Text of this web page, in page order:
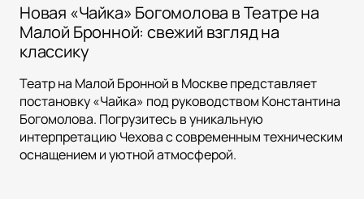
Новая «Чайка» Богомолова в Театре на
Малой Бронной: свежий взгляд на
классику
Театр на Малой Бронной в Москве представляет
постановку «Чайка» под руководством Константина
Богомолова. Погрузитесь в уникальную
интерпретацию Чехова с современным техническим
оснащением и уютной атмосферой.